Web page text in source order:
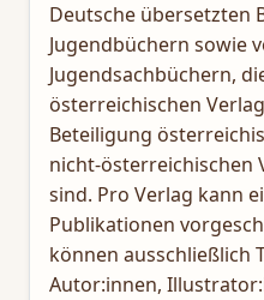
Deutsche übersetzten
Jugendbüchern sowie
Jugendsachbüchern,
österreichischen
Beteiligung
nicht-österreichischen
sind. Pro Verlag kann
Publikationen
können ausschließlich
Autor:innen,